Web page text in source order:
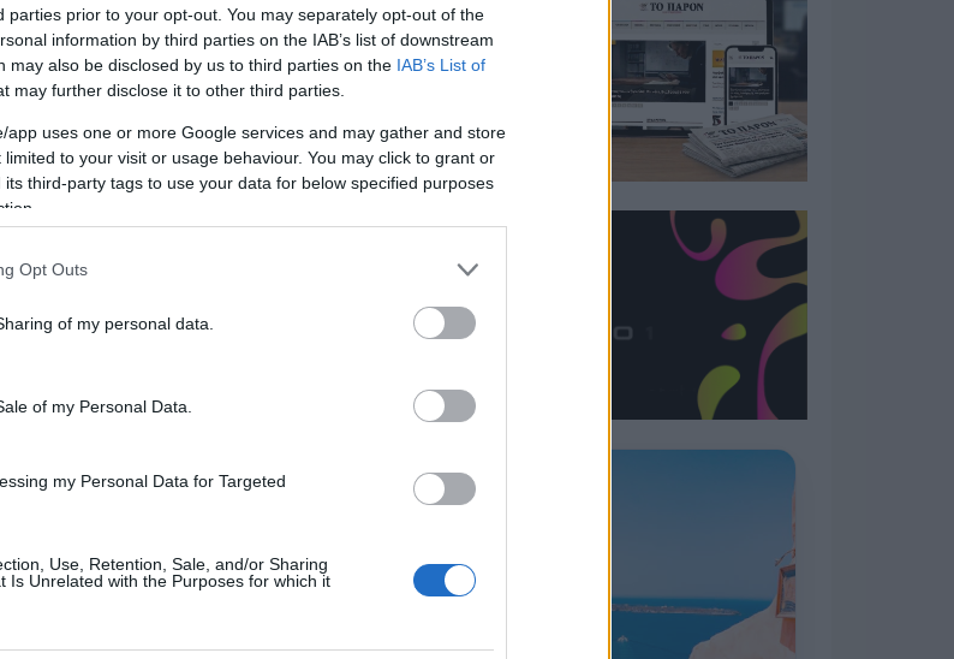
parties prior to your opt-out. You may separately opt-out of the
information by third parties on the IAB’s list of downstream
may also be disclosed by us to third parties on the IAB’s List of
may further disclose it to other third parties.
app uses one or more Google services and may gather and store
to your visit or usage behaviour. You may click to grant or
third-party tags to use your data for below specified purposes
Opt Outs
of my personal data.
of my Personal Data.
my Personal Data for Targeted
Use, Retention, Sale, and/or Sharing
Is Unrelated with the Purposes for which it
Πρώτα κάλπες και μετά
Η ΣΤΗΛΗ ΜΑΣ